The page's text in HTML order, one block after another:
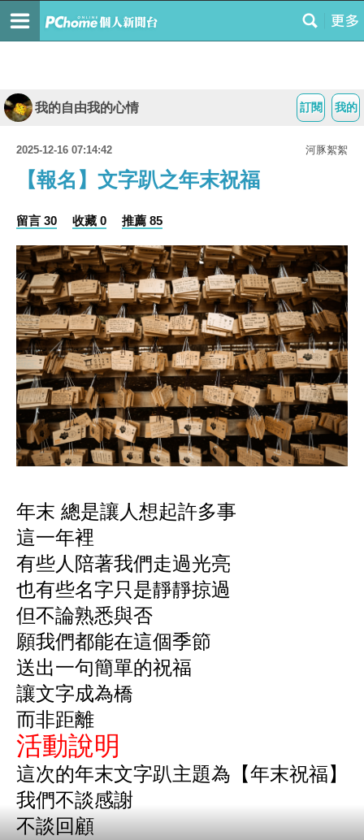
我的
訂閱
我的自由我的心情
2025-12-16 07:14:42 河豚絮絮
【報名】文字趴之年末祝福
留言 30 收藏 0 推薦 85
年末 總是讓人想起許多事
這一年裡
有些人陪著我們走過光亮
也有些名字只是靜靜掠過
但不論熟悉與否
願我們都能在這個季節
送出一句簡單的祝福
讓文字成為橋
而非距離
活動說明
這次的年末文字趴主題為【年末祝福】
我們不談感謝
不談回顧